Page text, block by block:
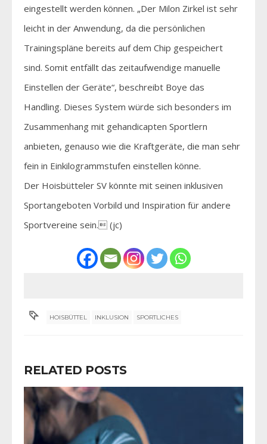
eingestellt werden können. „Der Milon Zirkel ist sehr
leicht in der Anwendung, da die persönlichen
Trainingspläne bereits auf dem Chip gespeichert
sind. Somit entfällt das zeitaufwendige manuelle
Einstellen der Geräte“, beschreibt Boye das
Handling. Dieses System würde sich besonders im
Zusammenhang mit gehandicapten Sportlern
anbieten, genauso wie die Kraftgeräte, die man sehr
fein in Einkilogrammstufen einstellen könne.
Der Hoisbütteler SV könnte mit seinen inklusiven
Sportangeboten Vorbild und Inspiration für andere
Sportvereine sein. (jc)
HOISBÜTTEL INKLUSION SPORTLICHES
RELATED POSTS